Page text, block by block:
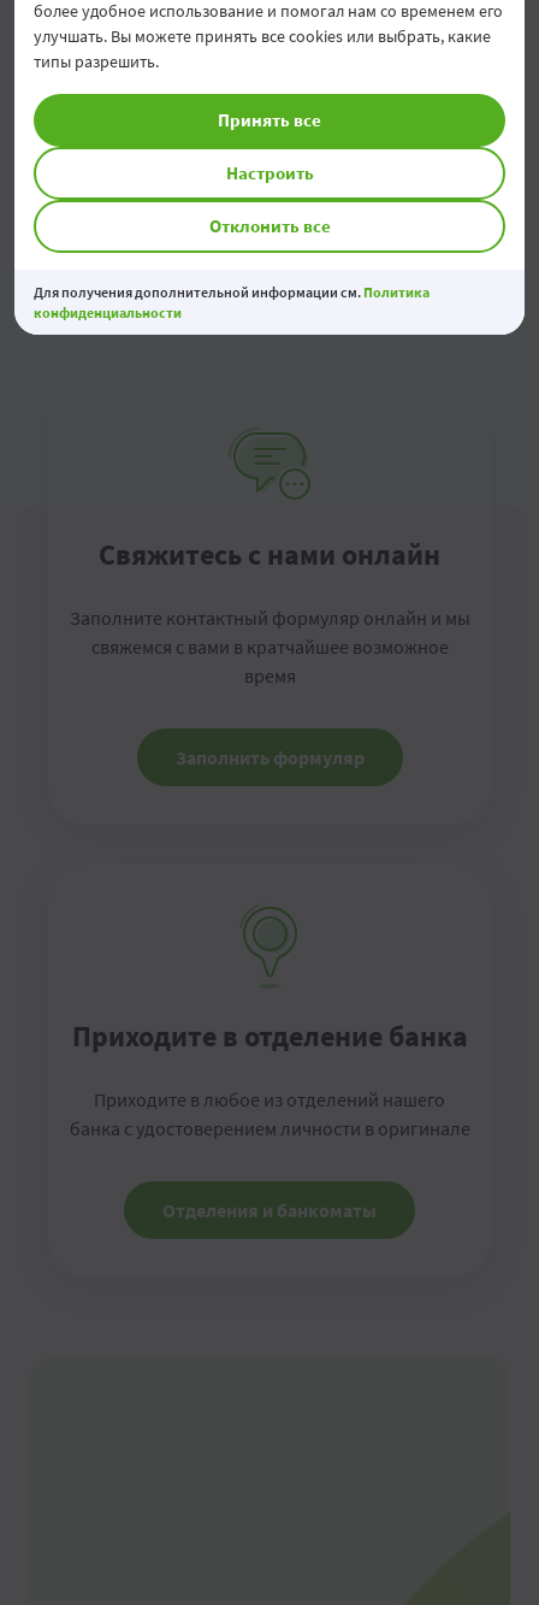
Нужна индивидуальная консультация?
Свяжитесь с нами по номерам:
022 812 338
Отправьте нам электронное письмо по
Свяжитесь с нами онлайн
Заполните контактный формуляр онлайн и мы
свяжемся с вами в кратчайшее возможное
время
Заполнить формуляр
Приходите в отделение банка
Приходите в любое из отделений нашего
банка с удостоверением личности в оригинале
Отделения и банкоматы
более удобное использование и помогал нам со временем его
улучшать. Вы можете принять все cookies или выбрать, какие
типы разрешить.
Отклонить все
Настроить
Принять все
Для получения дополнительной информации см. Политика
конфиденциальности